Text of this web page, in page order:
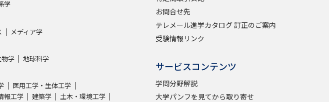
学
メディア学
学 地球科学
医用工学・生体工学
報工学 建築学
土木・環境工学
お問合せ先
テレメール進学カタログ 訂正のご案内
受験情報リンク
サービスコンテンツ
学問分野解説
大学パンフを見てから取り寄せ